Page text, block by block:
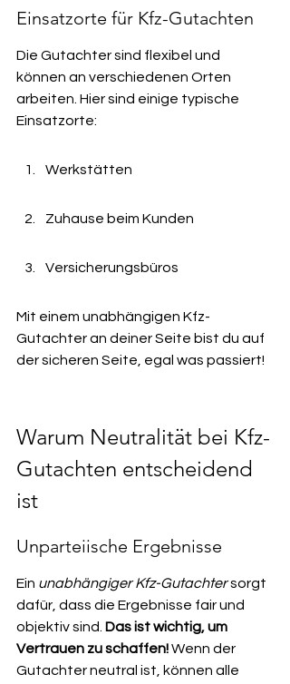
Einsatzorte für Kfz-Gutachten
Die Gutachter sind flexibel und
können an verschiedenen Orten
arbeiten. Hier sind einige typische
Einsatzorte:
Werkstätten
Zuhause beim Kunden
Versicherungsbüros
Mit einem unabhängigen Kfz-
Gutachter an deiner Seite bist du auf
der sicheren Seite, egal was passiert!
Warum Neutralität bei Kfz-
Gutachten entscheidend
ist
Unparteiische Ergebnisse
Ein unabhängiger Kfz-Gutachter sorgt
dafür, dass die Ergebnisse fair und
objektiv sind. Das ist wichtig, um
Vertrauen zu schaffen! Wenn der
Gutachter neutral ist, können alle